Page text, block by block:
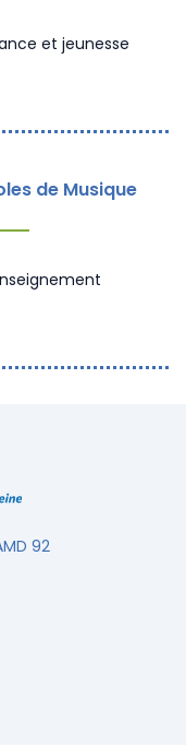
et jeunesse
de Musique
92